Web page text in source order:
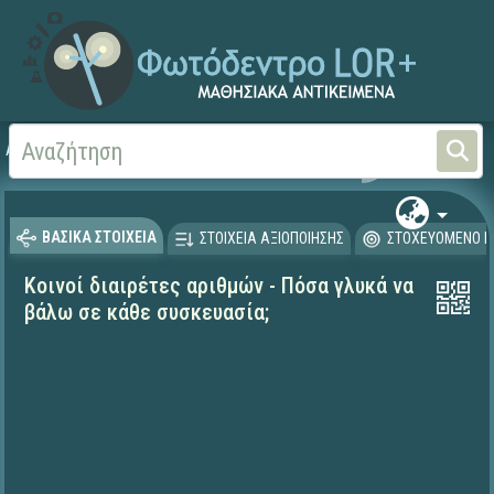
Αρχική
ΒΑΣΙΚΑ ΣΤΟΙΧΕΙΑ ΣΤΟΙΧΕΙΑ ΑΞΙΟΠΟΙΗΣΗΣ ΣΤΟΧΕΥΟΜΕΝΟ
Κοινοί διαιρέτες αριθμών - Πόσα γλυκά να
βάλω σε κάθε συσκευασία;